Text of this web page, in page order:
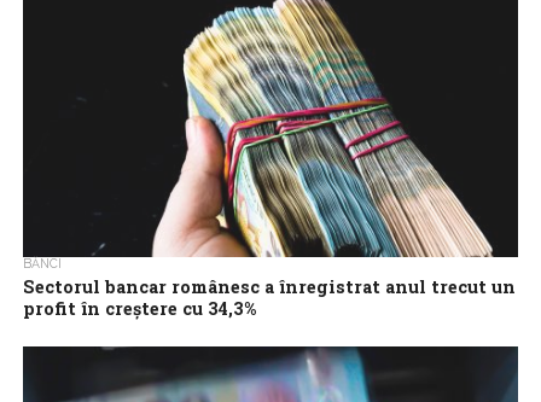
BĂNCI
Sectorul bancar românesc a înregistrat anul trecut un
profit în creştere cu 34,3%
de lei la finalul anului trecut, în creştere cu 34,3% faţă de...